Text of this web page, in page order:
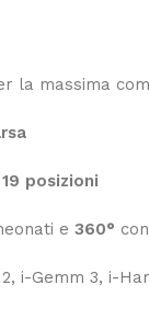
la massima
posizioni
e 360°
i-Gemm 3, i-